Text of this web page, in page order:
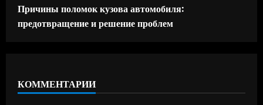
Причины поломок кузова автомобиля:
предотвращение и решение проблем
КОММЕНТАРИИ